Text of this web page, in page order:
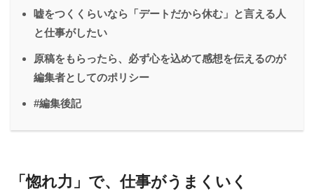
嘘をつくくらいなら「デートだから休む」と言える人
と仕事がしたい
原稿をもらったら、必ず心を込めて感想を伝えるのが
編集者としてのポリシー
#編集後記
「惚れ力」で、仕事がうまくいく